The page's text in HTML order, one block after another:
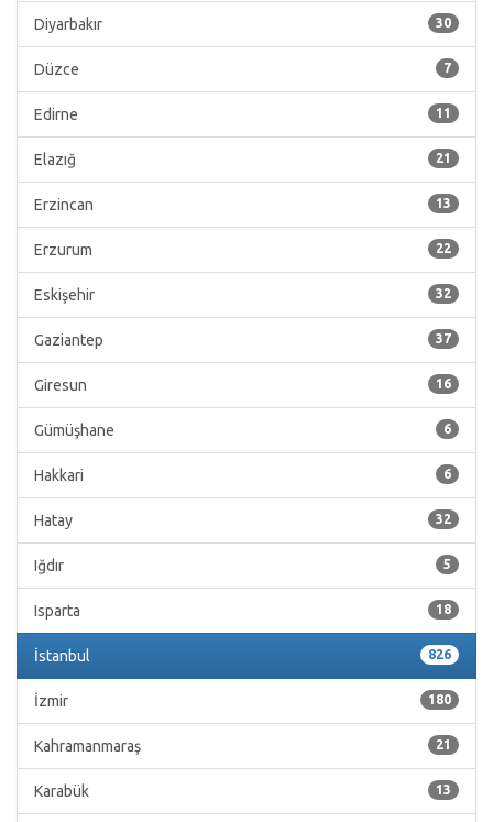
30
Diyarbakır
7
Düzce
11
Edirne
21
Elazığ
13
Erzincan
22
Erzurum
32
Eskişehir
37
Gaziantep
16
Giresun
6
Gümüşhane
6
Hakkari
32
Hatay
5
Iğdır
18
Isparta
826
İstanbul
180
İzmir
21
Kahramanmaraş
13
Karabük